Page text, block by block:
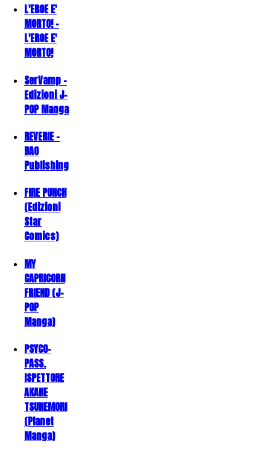
L'EROE E'
MORTO! -
L'EROE E'
MORTO!
SerVamp -
Edizioni J-
POP Manga
REVERIE -
BAO
Publishing
FIRE PUNCH
(Edizioni
Star
Comics)
MY
CAPRICORN
FRIEND (J-
POP
Manga)
PSYCO-
PASS.
ISPETTORE
AKANE
TSUNEMORI
(Planet
Manga)